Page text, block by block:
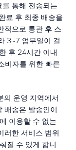
통해 전송되는
료 후 최종 배송을
적으로 통관 후 스
3~7 업무일이 걸
후 24시간 이내
비자를 위한 빠른
운영 지역에서
배송은 발송인이
이용할 수 없는
러한 서비스 범위
질 수 있게 합니